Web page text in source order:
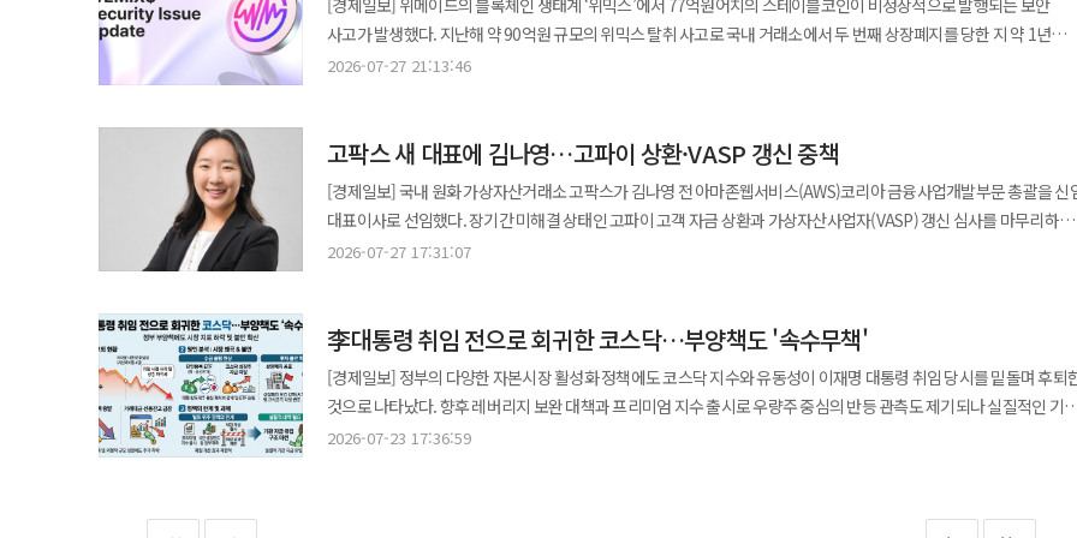
도약하겠다”고 말했다.
집계됐다. 금융위는 홈플러스 사태를 계기로 사모펀드(PEF) 제도 개선을 위한 자본시장법 개정 논의도 지원할
투자해 안정적인 수익을 기대할 수 있는 새로운 기회를 제공한다. 에너지망의 금융화가 가진 진정한 폭발력은
가치사슬의 수직 계열화가 완성될 때 비로소 드러난다. 선도 기업들이 추진하는 구리와 희토류 등 전략 원자재 STO가
주목받는 이유는, 그 원자재들이 결국 정교한 에너지망을 구축하는 핵심 소재이기 때문이다. 원자재 조달이라는
자본이 실시간으로 흐르고 정산되는 거대한 가치 유동화 플랫폼으로 재탄생한다. 새로운 경제 지도 위에서 에너지망은
더 이상 자본의 종착지가 아니라 가치가 흐르는 고속도로다. 전략 원자재에서 시작된 유동성의 흐름이 에너지망이라는
동맥을 따라 순환할 때 비로소 자본의 수직 계열화가 현실화된다. 이 거대한 그리드 위에서 가치의 흐름을 만들고 이를
원천 특허를 출원하며 일찍이 인터넷을 통한 지식 공유와 빅데이터 기반의 인공지능 시대를 예견했다. 국경 없는 가치
공유와 결제 생태계를 목표로 2006년 클레버스를 설립했다. 이후 2019년 블록체인 기술의 도래와 함께 무형의 지식
자산을 넘어 실물 자산과 에너지 인프라를 토큰화하는 혁신으로 시야를 확장했다. 현재 클레버스를 통해 실물자산
(RWA) 거래소를 포괄하는 초연결 생태계를 구축하고 있으며 선박과 같은 대규모 인프라부터 공공 자산에 이르는
디지털 트윈 및 STO 인증 프로젝트를 전개하며 글로벌 실물자산 금융화 시대를 개척하고 있다. 또한 클레버스 초연결
공격자 지갑과 자금 이동 경로를 추적하는 한편 글로벌 거래소와 스테이블코인 발행사 등에 자산 동결을 요청한 상태다.
문제는 위믹스가 지난해 90억원 규모의 브리지 해킹 사고와 국내 주요 거래소 상장폐지를 겪은 이후 약 1년 만에 다시
보안 사고를 맞았다는 점이다. 당시 위메이드는 보안 체계를 강화하고 글로벌 사업 확대에 집중해 왔지만 또다시 사고가
것으로 기대를 모았지만, 상장 한 달도 채 지나지 않아 보안 사고가 발생하면서 해외 투자자 신뢰 확보에도 적지 않은
부담이 될 것으로 전망된다. 이번 사고는 위메이드가 대대적인 경영 환경 변화의 중심에 있다는 점에서 더욱 주목된다.
앞서 박관호 의장은 자신이 보유한 위메이드 지분 전량을 중국계 투자 플랫폼 네오펄스에 약 9200억원 규모로
매각하기로 결정했다고 지난달 30일 밝힌 바 있다. 계약금은 전체 매각 대금의 10%인 920억원이며, 나머지 90%인
변화 가능성을 남겨두고 있다. 네오펄스는 위메이드 인수 이후 미르 지식재산권(IP)을 중심으로 한 글로벌 사업 확대와
블록체인 사업 재편에 나설 것으로 전망된다. 위메이드 역시 기존 게임 사업과 블록체인 사업을 아우르는 글로벌 콘텐츠
기업으로의 전환을 추진해 왔다. 다만 핵심 블록체인 생태계인 위믹스의 신뢰도 회복이 선행되지 않는다면 글로벌 사업
[경제일보] 위메이드의 블록체인 생태계 ‘위믹스’에서 77억원어치의 스테이블코인이 비정상적으로 발행되는 보안
사고가 발생했다. 지난해 약 90억원 규모의 위믹스 탈취 사고로 국내 거래소에서 두 번째 상장폐지를 당한 지 약 1년
만이다. 27일 위믹스 재단에 따르면 지난 26일 오후 6시17분께 달러 연동 스테이블코인 ‘위믹스달러(WEMIX$)’ 관련
기준 약 77억원 규모다. 공격자는 비정상 발행한 위믹스달러 가운데 일부를 위믹스 3만736개와 USDC.e
72만4198.27개로 전환했다. 이후 브릿지를 통해 이더리움과 BNB체인으로 옮긴 뒤 이더리움과 테더 등으로 교환해
여러 지갑에 분산한 것으로 파악됐다. 일부 자산은 중앙화 거래소로 유입된 것으로 전해졌다. 다만 77억원은
비정상적으로 발행된 위믹스달러의 액면가를 환산한 금액이다. 공격자가 실제로 외부로 반출하거나 현금화한 자산
규모와 회수 가능 금액은 추가 조사가 필요하다. 위믹스 재단은 “정확한 원인과 발생 경위에 대한 조사를 진행하고
협조를 요청했다”고 밝혔다. 일부 거래소는 공격자 관련 주소에 대한 동결 조치를 마친 것으로 알려졌다 ◆ 브릿지·거래
서비스 전면 차단 재단은 추가 피해를 막기 위해 위믹스3.0과 외부 블록체인을 연결하는 브릿지 기능을 전면 중단했다.
체인링크의 크로스체인 상호운용성 프로토콜(CCIP)과 위믹스플레이 브릿지도 일시 폐쇄했다. WEMIX-USDC.e와
WEMIX-WEMIX$ 등 관련 유동성 풀의 거래를 중단하고 재단이 공급한 유동성도 회수했다. 탈중앙화거래소인
피닉스덱스와 위믹스플레이 웹숍·마켓플레이스, 게임 토큰 교환 기능도 잠정 중단됐다. 일부 게임의 블록체인 연동
권한이 탈취됐다는 정황이다. 해당 권한이 어떤 경로로 유출됐는지, 내부 키 관리 시스템이나 외부 운영환경 가운데 어느
2026-07-27 21:13:46
고팍스 새 대표에 김나영…고파이 상환·VASP 갱신 중책
[경제일보] 국내 원화 가상자산거래소 고팍스가 김나영 전 아마존웹서비스(AWS)코리아 금융사업개발부문 총괄을 신
대표이사로 선임했다. 장기간 미해결 상태인 고파이 고객 자금 상환과 가상자산사업자(VASP) 갱신 심사를 마무리하기
위한 인사다. 고팍스 운영사 스트리미는 김나영 신임 대표이사를 선임했다고 27일 밝혔다. 고팍스는 금융과 정보기술
AWS코리아에서 국내 금융회사의 블록체인·인공지능 기반 디지털 전환 사업을 지원했으며 글로벌 금융정보기업
블룸버그 한국대표도 역임했다. 최근에는 한국투자공사(KIC) 운영위원으로 경영안건과 리스크 심의에 참여했다. 신임
대표가 가장 먼저 해결해야 할 과제는 고파이 미상환 문제다. 고파이는 고팍스가 운영한 가상자산 예치 서비스로,
운용사인 제네시스 글로벌 캐피탈이 2022년 말 출금을 중단하면서 고객 자금 상환이 멈췄다. FTX 파산에서 시작된
가상자산 시장의 유동성 위기가 제네시스로 번진 결과였다. 글로벌 가상자산거래소 바이낸스는 2023년 고팍스의
2026-07-27 17:31:07
李대통령 취임 전으로 회귀한 코스닥…부양책도 '속수무책'
[경제일보] 정부의 다양한 자본시장 활성화 정책에도 코스닥 지수와 유동성이 이재명 대통령 취임 당시를 밑돌며 후퇴
것으로 나타났다. 향후 레버리지 보완 대책과 프리미엄 지수 출시로 우량주 중심의 반등 관측도 제기되나 실질적인 기관
자금 유입 구조가 선행되지 않는 한 체질 개선 효과는 제한적일 것으로 풀이된다. 23일 한국거래소에 따르면 최근 코스닥
2026-07-23 17:36:59